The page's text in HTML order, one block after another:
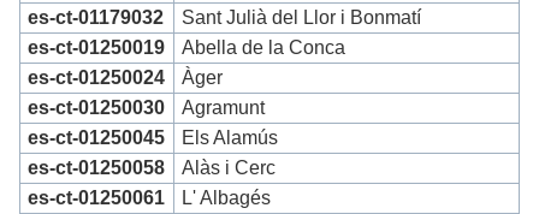
es-ct-01179032
Sant Julià del Llor i Bonmatí
es-ct-01250019
Abella de la Conca
es-ct-01250024
Àger
es-ct-01250030
Agramunt
es-ct-01250045
Els Alamús
es-ct-01250058
Alàs i Cerc
es-ct-01250061
L' Albagés